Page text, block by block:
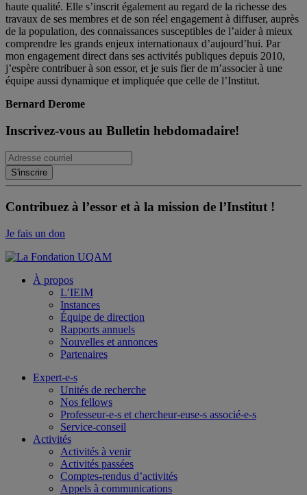
haute qualité. Elle s’inscrit également au regard de la richesse des
travaux de ses membres et de son réel engagement à diffuser, auprès
de la population, des connaissances susceptibles de l’aider à mieux
comprendre les grands enjeux internationaux d’aujourd’hui. Par
mon engagement direct dans ses activités publiques depuis 2010,
j’espère contribuer à son essor, et je suis fier de m’associer à une
équipe aussi dynamique et impliquée que celle de l’Institut.
Bernard Derome
Inscrivez-vous au Bulletin hebdomadaire!
Contribuez à l’essor et à la mission de l’Institut !
Je fais un don
À propos
L’IEIM
Instances
Équipe de direction
Rapports annuels
Nouvelles et annonces
Partenaires
Expert-e-s
Unités de recherche
Nos fellows
Professeur-e-s et chercheur-euse-s associé-e-s
Service-conseil
Activités
Activités à venir
Activités passées
Comptes-rendus d’activités
Appels à communications